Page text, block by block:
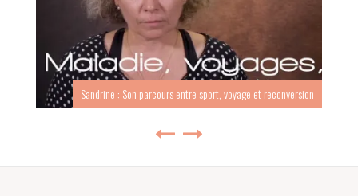
Sandrine : Son parcours entre sport, voyage et reconversion